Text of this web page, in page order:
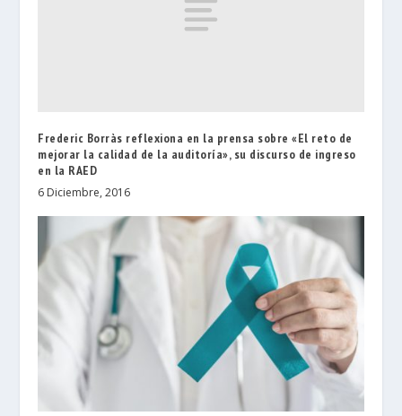
Frederic Borràs reflexiona en la prensa sobre «El reto de
mejorar la calidad de la auditoría», su discurso de ingreso
en la RAED
6 Diciembre, 2016